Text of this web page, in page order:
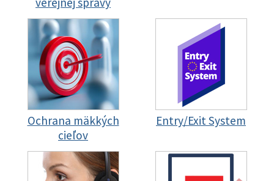
Ochrana mäkkých
cieľov
Entry/Exit System